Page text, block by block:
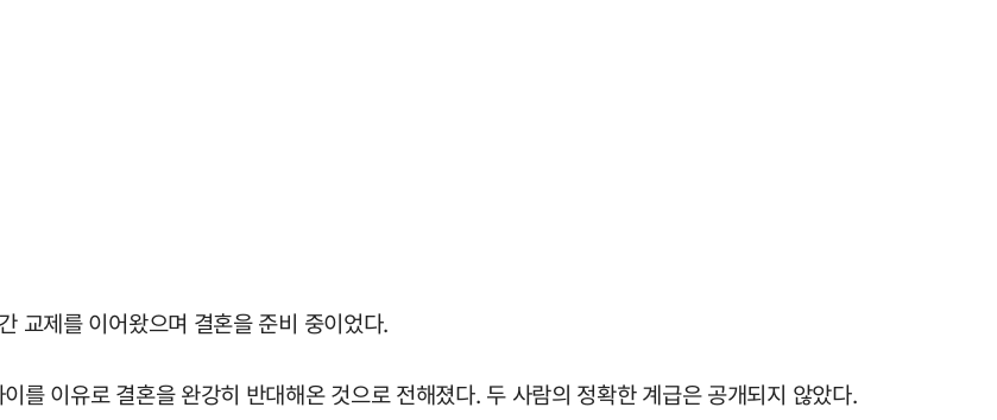
교제를 이어왔으며 결혼을 준비 중이었다.
를 이유로 결혼을 완강히 반대해온 것으로 전해졌다. 두 사람의 정확한 계급은 공개되지 않았다.